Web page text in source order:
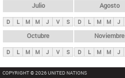
l
e
s
Julio
D L M M J V S
Agosto
D L M M J
Octubre
D L M M J V S
Noviembre
D L M M J
COPYRIGHT © 2026 UNITED NATIONS